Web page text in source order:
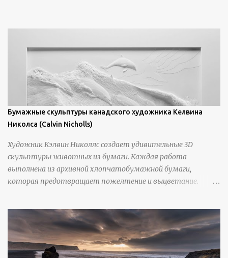
Бумажные скульптуры канадского художника Келвина
Николса (Calvin Nicholls)
Художник Кэлвин Николлс создает удивительные 3D
скульптуры животных из бумаги. Каждая работа
выполнена из архивной хлопчатобумажной бумаги,
которая предотвращает пожелтение и выцветание.
инструменты для текстурирования, чтобы точно
вылепить каждую деталь. источник
https://calvinnicholls.com/